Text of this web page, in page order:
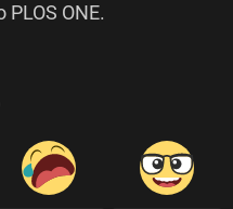
ONE.